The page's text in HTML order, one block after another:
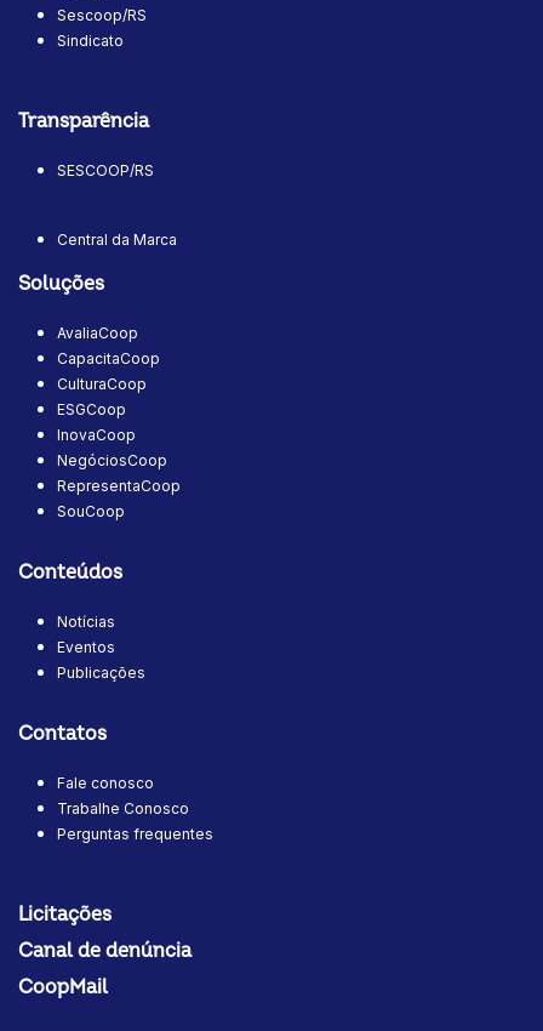
Sescoop/RS
Sindicato
Transparência
SESCOOP/RS
Central da Marca
Soluções
AvaliaCoop
CapacitaCoop
CulturaCoop
ESGCoop
InovaCoop
NegóciosCoop
RepresentaCoop
SouCoop
Conteúdos
Notícias
Eventos
Publicações
Contatos
Fale conosco
Trabalhe Conosco
Perguntas frequentes
Licitações
Canal de denúncia
CoopMail